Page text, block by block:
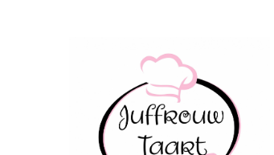
Top